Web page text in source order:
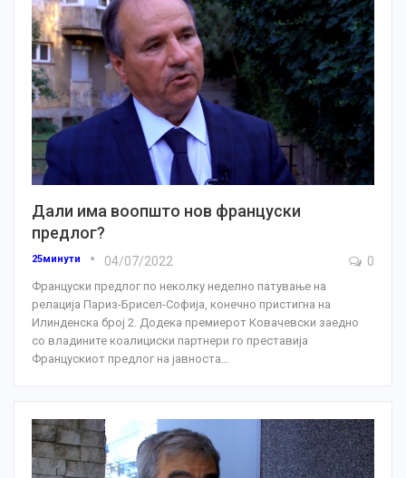
Дали има воопшто нов француски
предлог?
25минути 04/07/2022 0
Француски предлог по неколку неделно патување на
релација Париз-Брисел-Софија, конечно пристигна на
Илинденска број 2. Додека премиерот Ковачевски заедно
со владините коалициски партнери го преставија
Францускиот предлог на јавноста…